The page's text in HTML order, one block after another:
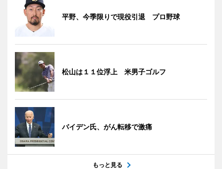
平野、今季限りで現役引退 プロ野球
松山は１１位浮上 米男子ゴルフ
バイデン氏、がん転移で激痛
もっと見る